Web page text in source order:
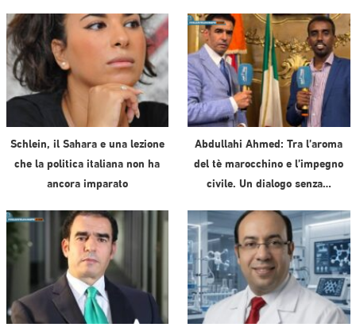
Schlein, il Sahara e una lezione
che la politica italiana non ha
ancora imparato
Abdullahi Ahmed: Tra l’aroma
del tè marocchino e l’impegno
civile. Un dialogo senza…